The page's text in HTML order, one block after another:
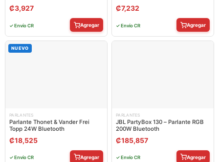
₡3,927
✓ Envío CR Agregar
₡7,232
✓ Envío CR Agregar
NUEVO
PARLANTES
Parlante Thonet & Vander Frei
Topp 24W Bluetooth
₡18,525
✓ Envío CR Agregar
PARLANTES
JBL PartyBox 130 – Parlante RGB
200W Bluetooth
₡185,857
✓ Envío CR Agregar